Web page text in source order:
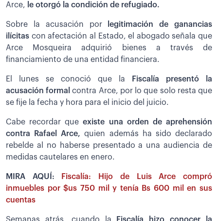
Arce, le otorgó la condición de refugiado.
Sobre la acusación porlegitimación de ganancias
ilícitas con afectación al Estado, el abogado señala que
Arce Mosqueira adquirió bienes a través de
financiamiento de una entidad financiera.
El lunes se conoció que la
Fiscalía presentó la
acusación formal contra Arce, por lo que solo resta que
se fije la fecha y hora para el inicio del juicio.
Cabe recordar que existe una orden de aprehensión
contra Rafael Arce,quien además ha sido declarado
rebelde al no haberse presentado a una audiencia de
medidas cautelares en enero.
MIRA AQUÍ:
Fiscalía: Hijo de Luis Arce compró
inmuebles por $us 750 mil y tenía Bs 600 mil en sus
cuentas